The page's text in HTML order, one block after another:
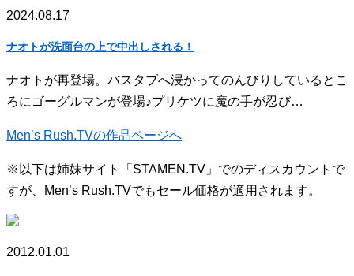
2024.08.17
ナオトが洗面台の上で中出しされる！
ナオトが再登場。バスタブへ浸かってのんびりしているとこ
ろにゴーグルマンが登場♪プリケツに魔の手が忍び…
Men’s Rush.TVの作品ページへ
※以下は姉妹サイト「STAMEN.TV」でのディスカウントで
すが、Men’s Rush.TVでもセール価格が適用されます。
2012.01.01